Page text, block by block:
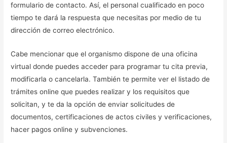
formulario de contacto. Así, el personal cualificado en poco
tiempo te dará la respuesta que necesitas por medio de tu
dirección de correo electrónico.
Cabe mencionar que el organismo dispone de una oficina
virtual donde puedes acceder para programar tu cita previa,
modificarla o cancelarla. También te permite ver el listado de
trámites online que puedes realizar y los requisitos que
solicitan, y te da la opción de enviar solicitudes de
documentos, certificaciones de actos civiles y verificaciones,
hacer pagos online y subvenciones.